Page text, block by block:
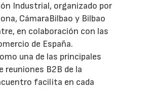
Industrial, organizado por
CámaraBilbao y Bilbao
en colaboración con las
de España.
una de las principales
reuniones B2B de la
facilita en cada